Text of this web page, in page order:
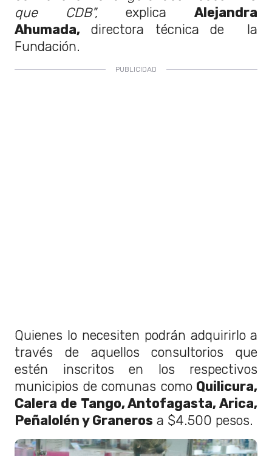
que CDB", explica Alejandra
Ahumada, directora técnica de la
Fundación.
Quienes lo necesiten podrán adquirirlo a
través de aquellos consultorios que
estén inscritos en los respectivos
municipios de comunas comoQuilicura,
Calera de Tango, Antofagasta, Arica,
Peñalolén y Graneros a $4.500 pesos.